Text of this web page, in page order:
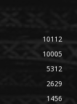
10112
10005
5312
2629
1456